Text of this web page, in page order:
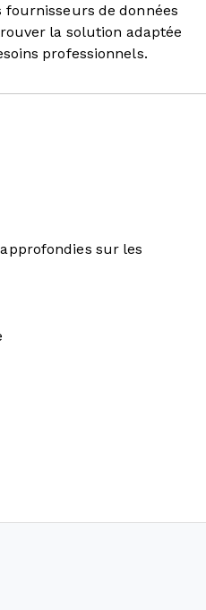
de données
la solution adaptée
professionnels.
sur les